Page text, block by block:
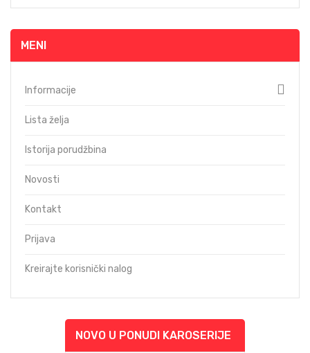
MENI
Informacije
Lista želja
Istorija porudžbina
Novosti
Kontakt
Prijava
Kreirajte korisnički nalog
NOVO U PONUDI KAROSERIJE